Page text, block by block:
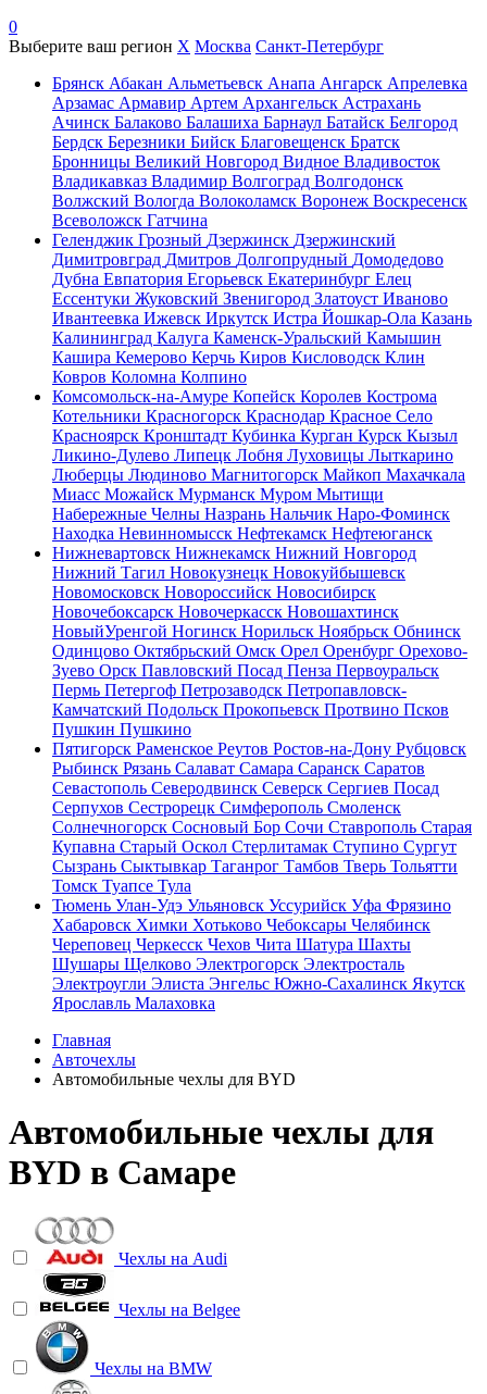
0
Выберите ваш регион X Москва Санкт-Петербург
Брянск Абакан Альметьевск Анапа Ангарск Апрелевка
Арзамас Армавир Артем Архангельск Астрахань
Ачинск Балаково Балашиха Барнаул Батайск Белгород
Бердск Березники Бийск Благовещенск Братск
Бронницы Великий Новгород Видное Владивосток
Владикавказ Владимир Волгоград Волгодонск
Волжский Вологда Волоколамск Воронеж Воскресенск
Всеволожск Гатчина
Геленджик Грозный Дзержинск Дзержинский
Димитровград Дмитров Долгопрудный Домодедово
Дубна Евпатория Егорьевск Екатеринбург Елец
Ессентуки Жуковский Звенигород Златоуст Иваново
Ивантеевка Ижевск Иркутск Истра Йошкар-Ола Казань
Калининград Калуга Каменск-Уральский Камышин
Кашира Кемерово Керчь Киров Кисловодск Клин
Ковров Коломна Колпино
Комсомольск-на-Амуре Копейск Королев Кострома
Котельники Красногорск Краснодар Красное Село
Красноярск Кронштадт Кубинка Курган Курск Кызыл
Ликино-Дулево Липецк Лобня Луховицы Лыткарино
Люберцы Людиново Магнитогорск Майкоп Махачкала
Миасс Можайск Мурманск Муром Мытищи
Набережные Челны Назрань Нальчик Наро-Фоминск
Находка Невинномысск Нефтекамск Нефтеюганск
Нижневартовск Нижнекамск Нижний Новгород
Нижний Тагил Новокузнецк Новокуйбышевск
Новомосковск Новороссийск Новосибирск
Новочебоксарск Новочеркасск Новошахтинск
НовыйУренгой Ногинск Норильск Ноябрьск Обнинск
Одинцово Октябрьский Омск Орел Оренбург Орехово-
Зуево Орск Павловский Посад Пенза Первоуральск
Пермь Петергоф Петрозаводск Петропавловск-
Камчатский Подольск Прокопьевск Протвино Псков
Пушкин Пушкино
Пятигорск Раменское Реутов Ростов-на-Дону Рубцовск
Рыбинск Рязань Салават Самара Саранск Саратов
Севастополь Северодвинск Северск Сергиев Посад
Серпухов Сестрорецк Симферополь Смоленск
Солнечногорск Сосновый Бор Сочи Ставрополь Старая
Купавна Старый Оскол Стерлитамак Ступино Сургут
Сызрань Сыктывкар Таганрог Тамбов Тверь Тольятти
Томск Туапсе Тула
Тюмень Улан-Удэ Ульяновск Уссурийск Уфа Фрязино
Хабаровск Химки Хотьково Чебоксары Челябинск
Череповец Черкесск Чехов Чита Шатура Шахты
Шушары Щелково Электрогорск Электросталь
Электроугли Элиста Энгельс Южно-Сахалинск Якутск
Ярославль Малаховка
Главная
Авточехлы
Автомобильные чехлы для BYD
Автомобильные чехлы для
BYD в Самаре
Чехлы на Audi
Чехлы на Belgee
Чехлы на BMW